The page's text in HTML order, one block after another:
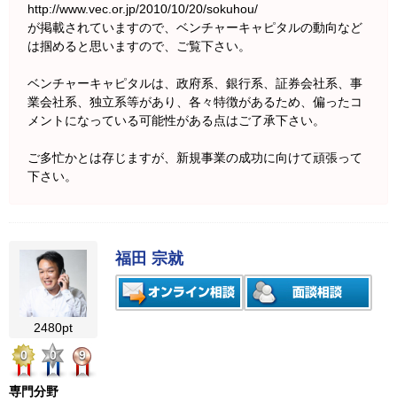
http://www.vec.or.jp/2010/10/20/sokuhou/
が掲載されていますので、ベンチャーキャピタルの動向など
は掴めると思いますので、ご覧下さい。
ベンチャーキャピタルは、政府系、銀行系、証券会社系、事
業会社系、独立系等があり、各々特徴があるため、偏ったコ
メントになっている可能性がある点はご了承下さい。
ご多忙かとは存じますが、新規事業の成功に向けて頑張って
下さい。
2480pt
0
0 9
福田 宗就
専門分野